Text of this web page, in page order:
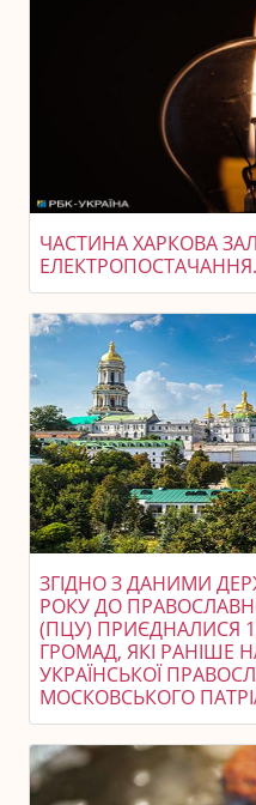
ЧАСТИНА ХАРКОВА
ЕЛЕКТРОПОСТАЧАННЯ.
ЗГІДНО З ДАНИМИ
РОКУ ДО
(ПЦУ) ПРИЄДНАЛИСЯ
ГРОМАД, ЯКІ РАНІШЕ
УКРАЇНСЬКОЇ
МОСКОВСЬКОГО